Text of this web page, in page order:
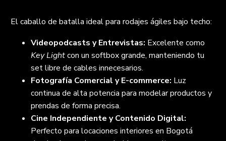
El caballo de batalla ideal para rodajes ágiles bajo techo:
Videopodcasts y Entrevistas: Excelente como
Key Lightcon un softbox grande, manteniendo tu
set libre de cables innecesarios.
Fotografía Comercial y E-commerce: Luz
continua de alta potencia para modelar productos y
prendas de forma precisa.
Cine Independiente y Contenido Digital:
Perfecto para locaciones interiores en Bogotá